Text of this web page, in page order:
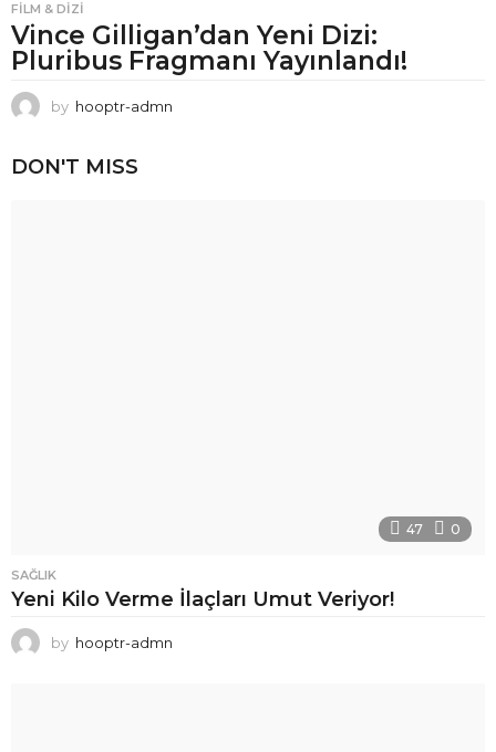
FILM & DIZI
Vince Gilligan’dan Yeni Dizi:
Pluribus Fragmanı Yayınlandı!
by hooptr-admn
DON'T MISS
47 0
SAĞLIK
Yeni Kilo Verme İlaçları Umut Veriyor!
by hooptr-admn